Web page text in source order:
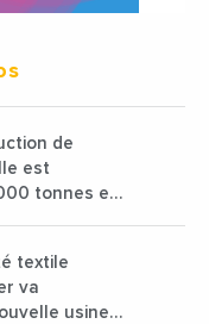
de
est
tonnes en
textile
va
usine